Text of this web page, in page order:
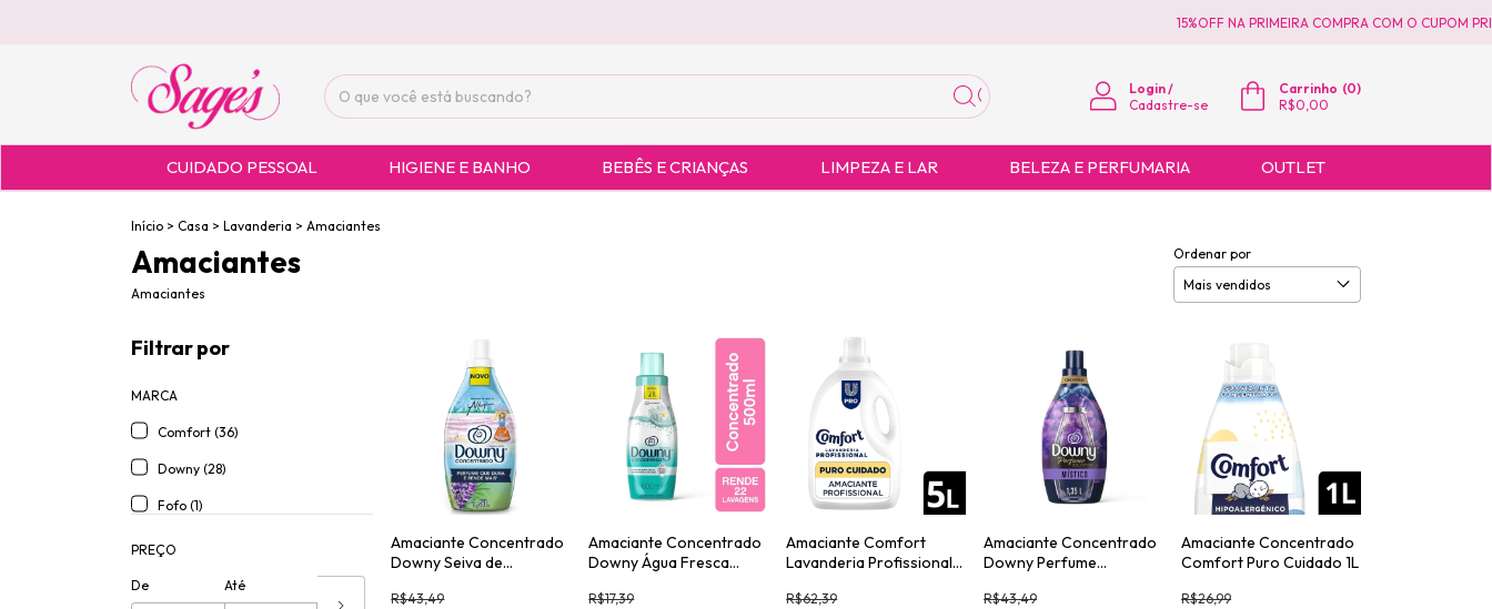
15%OFF NA PRIMEIRA COMPRA COM O CUPOM
Login /
Cadastre-se
Carrinho (0)
R$0,00
CUIDADO PESSOAL HIGIENE E BANHO BEBÊS E CRIANÇAS LIMPEZA E LAR BELEZA E PERFUMARIA OUTLET
Início > Casa > Lavanderia > Amaciantes
Amaciantes
Amaciantes
Ordenar por
Filtrar por
MARCA
Comfort (36)
Downy (28)
Fofo (1)
PREÇO
De Até
Amaciante Concentrado
Downy Seiva de
R$43,49
Amaciante Concentrado
Downy Água Fresca
R$17,39
Amaciante Comfort
Lavanderia Profissional
R$62,39
Amaciante Concentrado
Downy Perfume
R$43,49
Amaciante Concentrado
Comfort Puro Cuidado 1L
R$26,99